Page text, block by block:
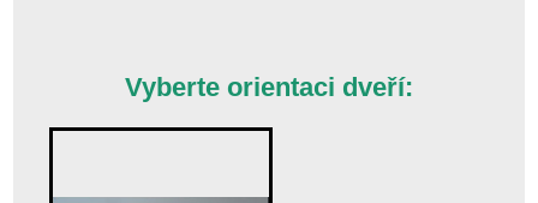
Vyberte orientaci dveří: